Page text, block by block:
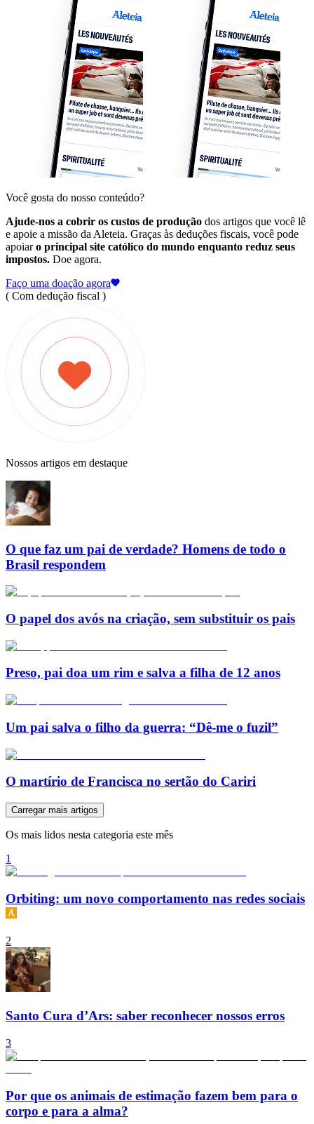
Você gosta do nosso conteúdo?
Ajude-nos a cobrir os custos de produção dos artigos que você lê
e apoie a missão da Aleteia. Graças às deduções fiscais, você pode
apoiaro principal site católico do mundo enquanto reduz seus
impostos. Doe agora.
Faço uma doação agora
( Com dedução fiscal )
Nossos artigos em destaque
O que faz um pai de verdade? Homens de todo o
Brasil respondem
O papel dos avós na criação, sem substituir os pais
Preso, pai doa um rim e salva a filha de 12 anos
Um pai salva o filho da guerra: “Dê-me o fuzil”
O martírio de Francisca no sertão do Cariri
Carregar mais artigos
Os mais lidos nesta categoria este mês
1
Orbiting: um novo comportamento nas redes sociais
2
Santo Cura d’Ars: saber reconhecer nossos erros
3
Por que os animais de estimação fazem bem para o
corpo e para a alma?